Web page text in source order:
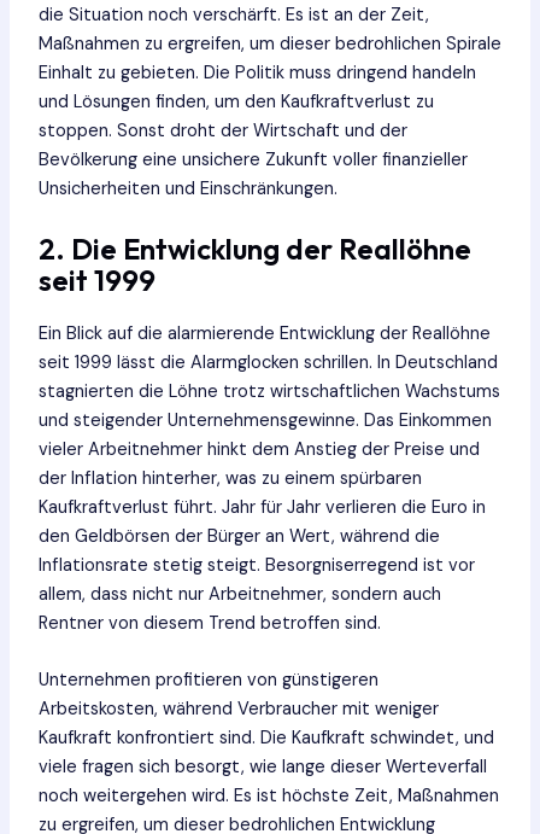
die Situation noch verschärft. Es ist an der Zeit,
Maßnahmen zu ergreifen, um dieser bedrohlichen Spirale
Einhalt zu gebieten. Die Politik muss dringend handeln
und Lösungen finden, um den Kaufkraftverlust zu
stoppen. Sonst droht der Wirtschaft und der
Bevölkerung eine unsichere Zukunft voller finanzieller
Unsicherheiten und Einschränkungen.
2. Die Entwicklung der Reallöhne
seit 1999
Ein Blick auf die alarmierende Entwicklung der Reallöhne
seit 1999 lässt die Alarmglocken schrillen. In Deutschland
stagnierten die Löhne trotz wirtschaftlichen Wachstums
und steigender Unternehmensgewinne. Das Einkommen
vieler Arbeitnehmer hinkt dem Anstieg der Preise und
der Inflation hinterher, was zu einem spürbaren
Kaufkraftverlust führt. Jahr für Jahr verlieren die Euro in
den Geldbörsen der Bürger an Wert, während die
Inflationsrate stetig steigt. Besorgniserregend ist vor
allem, dass nicht nur Arbeitnehmer, sondern auch
Rentner von diesem Trend betroffen sind.
Unternehmen profitieren von günstigeren
Arbeitskosten, während Verbraucher mit weniger
Kaufkraft konfrontiert sind. Die Kaufkraft schwindet, und
viele fragen sich besorgt, wie lange dieser Werteverfall
noch weitergehen wird. Es ist höchste Zeit, Maßnahmen
zu ergreifen, um dieser bedrohlichen Entwicklung